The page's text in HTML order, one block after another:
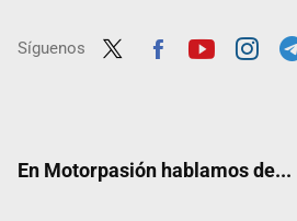
Síguenos
En Motorpasión hablamos de...